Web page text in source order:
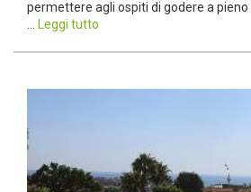
permettere agli ospiti di godere a pieno
Leggi tutto